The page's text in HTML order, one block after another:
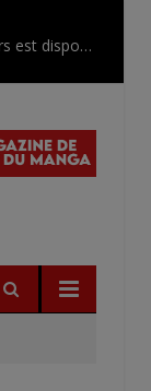
L’AnimeLand Hors-Série – Spécial Posters est disponible !